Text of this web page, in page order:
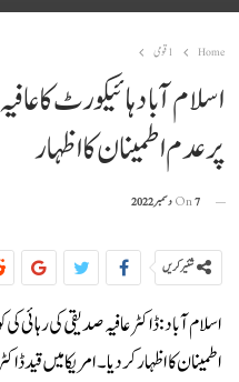
Home 1 قومی
اسلام آباد ہائیکورٹ کا
پر عدم اطمینان کا اظہار
On7 دسمبر 2022
شئیر کریں
اسلام آباد: ڈاکٹر عافیہ صدیقی کی
اطمینان کا اظہار کردیا۔امریکا میں قید